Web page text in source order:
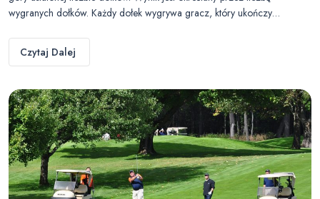
wygranych dołków. Każdy dołek wygrywa gracz, który ukończy…
Czytaj Dalej